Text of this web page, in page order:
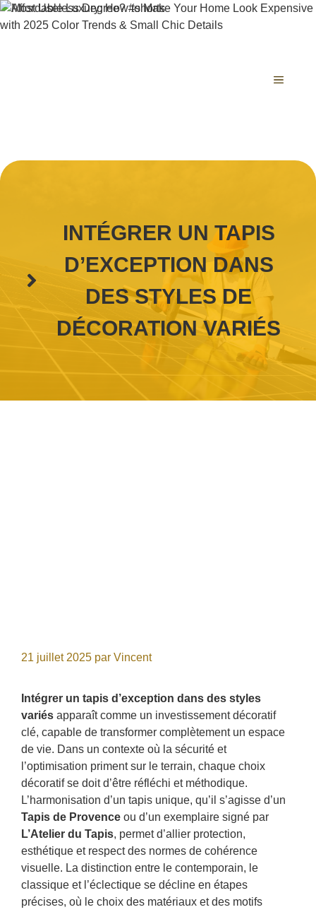
Aller
au
MENU
INTÉGRER UN TAPIS
D’EXCEPTION DANS
DES STYLES DE
DÉCORATION VARIÉS
21 juillet 2025 par Vincent
Intégrer un tapis d’exception dans des styles
variés apparaît comme un investissement décoratif
clé, capable de transformer complètement un espace
de vie. Dans un contexte où la sécurité et
l’optimisation priment sur le terrain, chaque choix
décoratif se doit d’être réfléchi et méthodique.
L’harmonisation d’un tapis unique, qu’il s’agisse d’un
Tapis de Provence ou d’un exemplaire signé par
L’Atelier du Tapis, permet d’allier protection,
esthétique et respect des normes de cohérence
visuelle. La distinction entre le contemporain, le
classique et l’éclectique se décline en étapes
précises, où le choix des matériaux et des motifs